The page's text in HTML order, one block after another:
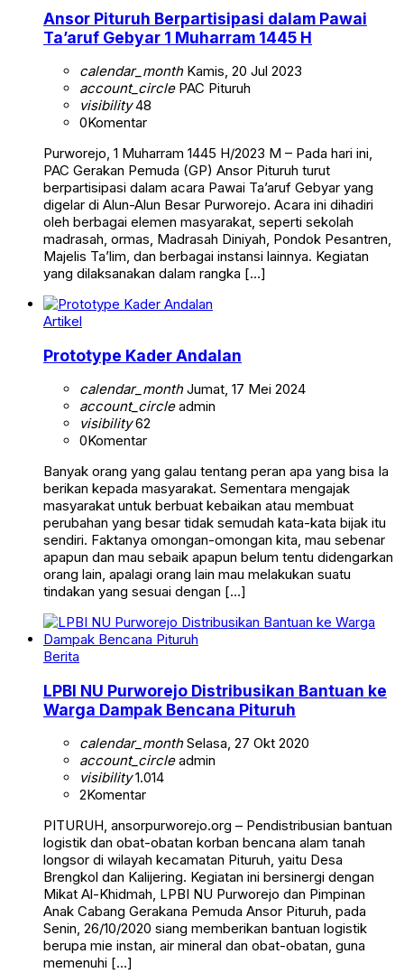
Ansor Pituruh Berpartisipasi dalam Pawai
Ta’aruf Gebyar 1 Muharram 1445 H
calendar_monthKamis, 20 Jul 2023
account_circlePAC Pituruh
visibility48
0Komentar
Purworejo, 1 Muharram 1445 H/2023 M – Pada hari ini,
PAC Gerakan Pemuda (GP) Ansor Pituruh turut
berpartisipasi dalam acara Pawai Ta’aruf Gebyar yang
digelar di Alun-Alun Besar Purworejo. Acara ini dihadiri
oleh berbagai elemen masyarakat, seperti sekolah
madrasah, ormas, Madrasah Diniyah, Pondok Pesantren,
Majelis Ta’lim, dan berbagai instansi lainnya. Kegiatan
yang dilaksanakan dalam rangka […]
Artikel
Prototype Kader Andalan
calendar_monthJumat, 17 Mei 2024
account_circleadmin
visibility62
0Komentar
Banyak orang yang galau tentang peran apa yang bisa Ia
berikan kepada masyarakat. Sementara mengajak
masyarakat untuk berbuat kebaikan atau membuat
perubahan yang besar tidak semudah kata-kata bijak itu
sendiri. Faktanya omongan-omongan kita, mau sebenar
apapun dan mau sebaik apapun belum tentu didengarkan
orang lain, apalagi orang lain mau melakukan suatu
tindakan yang sesuai dengan […]
Berita
LPBI NU Purworejo Distribusikan Bantuan ke
Warga Dampak Bencana Pituruh
calendar_monthSelasa, 27 Okt 2020
account_circleadmin
visibility1.014
2Komentar
PITURUH, ansorpurworejo.org – Pendistribusian bantuan
logistik dan obat-obatan korban bencana alam tanah
longsor di wilayah kecamatan Pituruh, yaitu Desa
Brengkol dan Kalijering. Kegiatan ini bersinergi dengan
Mikat Al-Khidmah, LPBI NU Purworejo dan Pimpinan
Anak Cabang Gerakana Pemuda Ansor Pituruh, pada
Senin, 26/10/2020 siang memberikan bantuan logistik
berupa mie instan, air mineral dan obat-obatan, guna
memenuhi […]